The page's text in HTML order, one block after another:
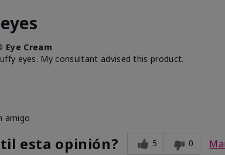
Cream
eyes. My consultant advised this product.
amigo
esta opinión? 5 0